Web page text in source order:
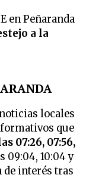
en Peñaranda
a la
locales
que
07:26, 07:56,
09:04, 10:04 y
de interés tras